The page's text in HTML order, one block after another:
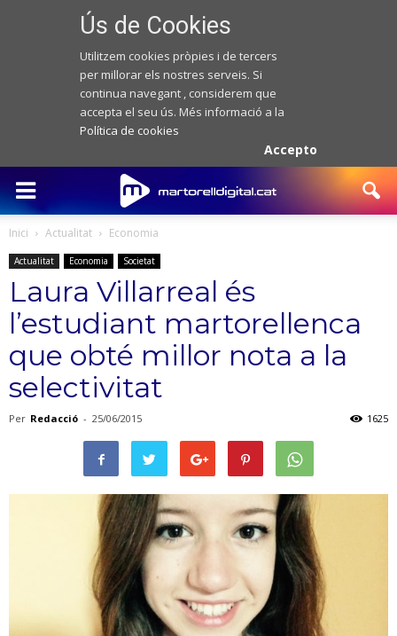
Ús de Cookies
Utilitzem cookies pròpies i de tercers
per millorar els nostres serveis. Si
continua navegant , considerem que
accepta el seu ús. Més informació a la
Política de cookies
Accepto
Inici Actualitat Economia
Actualitat Economia Societat
Laura Villarreal és
l’estudiant martorellenca
que obté millor nota a la
selectivitat
Per Redacció - 25/06/2015 1625